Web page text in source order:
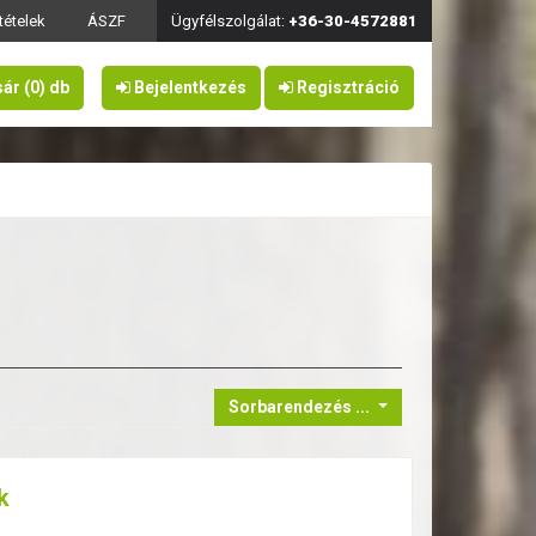
ÁSZF Ügyfélszolgálat: +36-30-4572881
Bejelentkezés Regisztráció
(0) db
Sorbarendezés ...